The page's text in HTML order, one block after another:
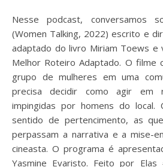
Nesse podcast, conversamos sobre Entre Mulheres
(Women Talking, 2022) escrito e
adaptado do livro Miriam Toews e
Melhor Roteiro Adaptado. O filme
grupo de mulheres em uma
precisa decidir como agir em
impingidas por homens do local.
sentido de pertencimento, as
perpassam a narrativa e a mise-
cineasta. O programa é
Yasmine Evaristo. Feito por